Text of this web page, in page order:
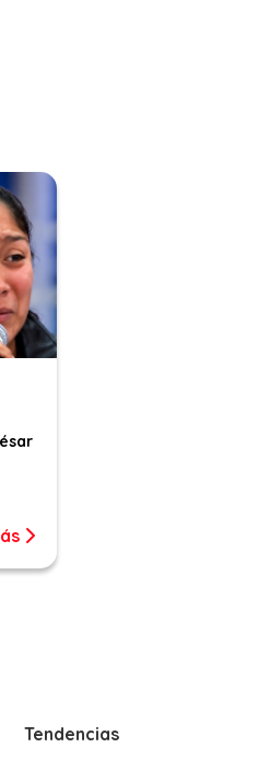
Tendencias